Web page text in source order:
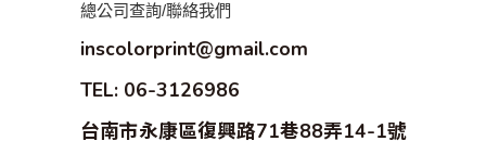
總公司查詢/聯絡我們
inscolorprint@gmail.com
TEL: 06-3126986
台南市永康區復興路71巷88弄14-1號